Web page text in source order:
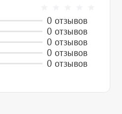
0 отзывов
0 отзывов
0 отзывов
0 отзывов
0 отзывов